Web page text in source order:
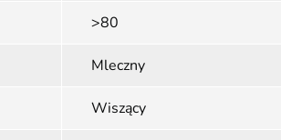
>80
Mleczny
Wiszący